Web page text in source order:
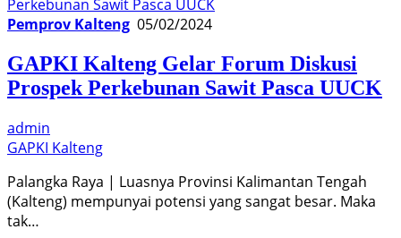
Pemprov Kalteng 05/02/2024
GAPKI Kalteng Gelar Forum Diskusi
Prospek Perkebunan Sawit Pasca UUCK
admin
GAPKI Kalteng
Palangka Raya | Luasnya Provinsi Kalimantan Tengah
(Kalteng) mempunyai potensi yang sangat besar. Maka
tak…